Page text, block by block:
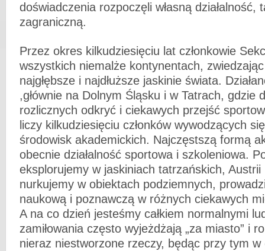
doświadczenia rozpoczęli własną działalność,
zagraniczną.
Przez okres kilkudziesięciu lat członkowie
wszystkich niemalże kontynentach,
najgłębsze i najdłuższe jaskinie świata.
,głównie na Dolnym Śląsku i w Tatrach, gdzie
rozlicznych odkryć i ciekawych przejść
liczy kilkudziesięciu członków wywodzących
środowisk akademickich. Najczęstszą formą
obecnie działalność sportowa i szkoleniowa.
eksplorujemy w jaskiniach tatrzańskich, Austrii
nurkujemy w obiektach podziemnych,
naukową i poznawczą w różnych ciekawych
A na co dzień jesteśmy całkiem normalnymi
zamiłowania często wyjeżdżają „za miasto” i
nieraz niestworzone rzeczy, będąc przy tym w